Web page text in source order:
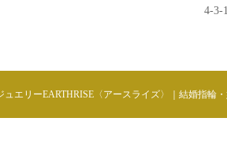
4-3-
ュエリーEARTHRISE〈アースライズ〉｜結婚指輪